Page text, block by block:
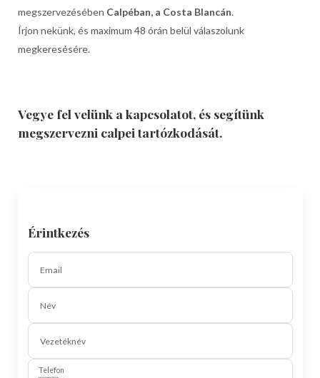
megszervezésében Calpéban, a Costa Blancán.
Írjon nekünk, és maximum 48 órán belül válaszolunk
megkeresésére.
Vegye fel velünk a kapcsolatot, és segítünk
megszervezni calpei tartózkodását.
Érintkezés
Email
Név
Vezetéknév
Telefon